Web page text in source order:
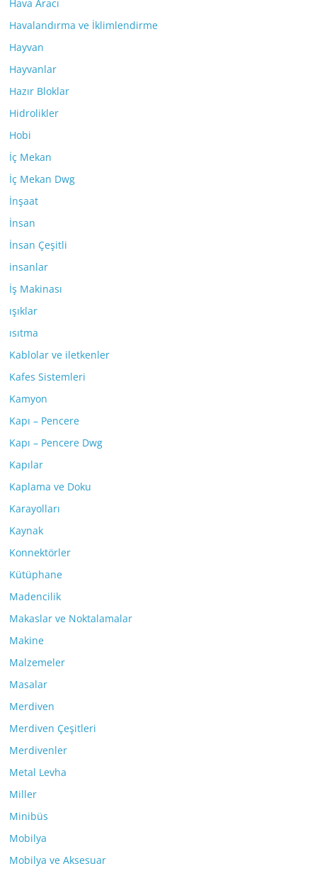
Hava Aracı
Havalandırma ve İklimlendirme
Hayvan
Hayvanlar
Hazır Bloklar
Hidrolikler
Hobi
İç Mekan
İç Mekan Dwg
İnşaat
İnsan
İnsan Çeşitli
insanlar
İş Makinası
ışıklar
ısıtma
Kablolar ve iletkenler
Kafes Sistemleri
Kamyon
Kapı – Pencere
Kapı – Pencere Dwg
Kapılar
Kaplama ve Doku
Karayolları
Kaynak
Konnektörler
Kütüphane
Madencilik
Makaslar ve Noktalamalar
Makine
Malzemeler
Masalar
Merdiven
Merdiven Çeşitleri
Merdivenler
Metal Levha
Miller
Minibüs
Mobilya
Mobilya ve Aksesuar